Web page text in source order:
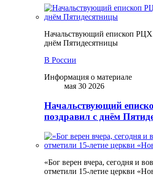
Начальствующий епископ
днём Пятидесятницы
В России
Информация о материале
мая 30 2026
Начальствующий
поздравил с днём
«Бог верен вчера, сегодня и
отметили 15-летие церкви